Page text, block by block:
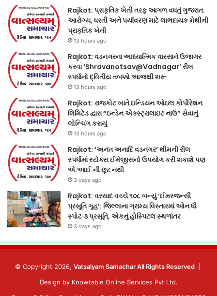
Rajkot: પ્રાકૃતિક ખેતી તરફ આગળ વધતું ગુજરાત:
આરોગ્ય, ધરતી અને પર્યાવરણ માટે લાભદાયક મેથીની
પ્રાકૃતિક ખેતી
13 hours ago
Rajkot: વડનગરના આધ્યાત્મિક વારસાને ઉજાગર
કરવા ‘Shravanotsav@Vadnagar’ રીલ
સ્પર્ધાનો દ્વિતીય તબક્કો આજથી શરૂ
13 hours ago
Rajkot: રાજકોટ ખાતે ઇન્ડિયન ઓઇલ કોર્પોરેશન
લિમિટેડ દ્વારા “ઇન્ડેન એક્સ્ટ્રાલાઇટ નાઉ” સેવાનું
લોન્ચિંગ કરાયું
13 hours ago
Rajkot: ‘અનંત અનાદિ વડનગર’ થીમની રીલ
સ્પર્ધામાં સ્ટોક્સ ઈમેજીસનો ઉપયોગ કરી શકાશે પણ
એ.આઈ.ની છૂટ નથી
3 days ago
Rajkot: વરસાદ વચ્ચે ૧૦૮ બન્યું ‘ઈમરજન્સી
પ્રસૂતિ ગૃહ’: જિલ્લાના ગ્રામ્ય વિસ્તારમાં ઓન ધી
સ્પોટ ૩ પ્રસૂતિ, એકનું હોસ્પિટલ સ્થળાંતર
3 days ago
© Copyright 2026, Vatsalyam Samachar All Rights Reserved
Design by Knowtable Online Services Pvt Ltd.